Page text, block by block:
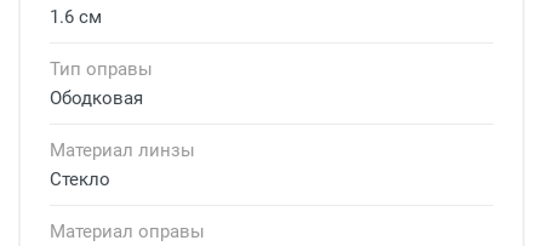
1.6 см
Тип оправы
Ободковая
Материал линзы
Стекло
Материал оправы